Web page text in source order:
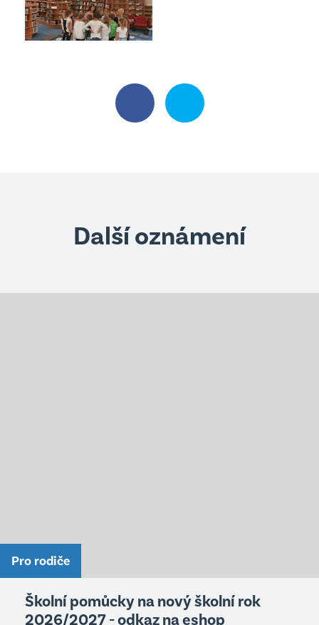
Další oznámení
Pro rodiče
Školní pomůcky na nový školní rok
2026/2027 - odkaz na eshop